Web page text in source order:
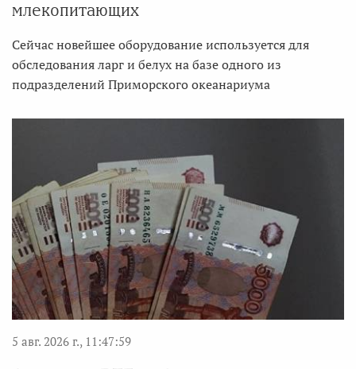
млекопитающих
Сейчас новейшее оборудование используется для
обследования ларг и белух на базе одного из
подразделений Приморского океанариума
5 авг. 2026 г., 11:47:59